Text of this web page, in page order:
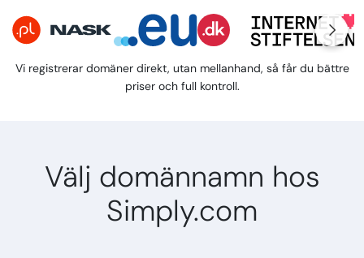
Vi registrerar domäner direkt, utan mellanhand, så får du bättre
priser och full kontroll.
Välj domännamn hos
Simply.com